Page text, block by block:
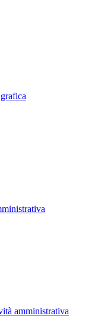
amministrativa